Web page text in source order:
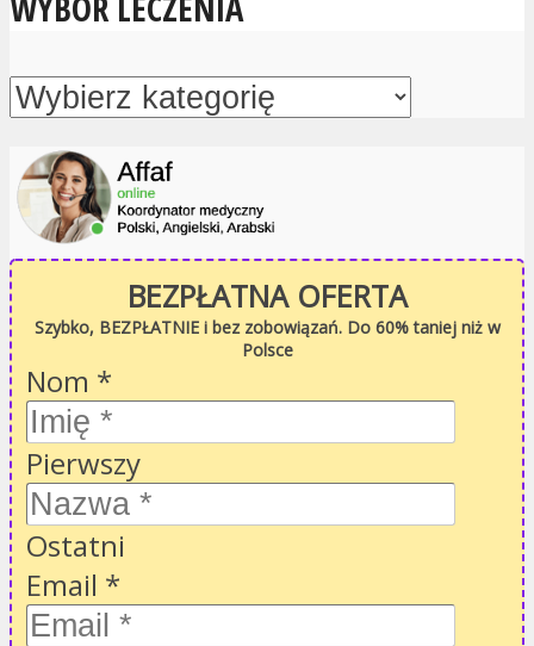
BEZPŁATNA OFERTA
Szybko, BEZPŁATNIE i bez zobowiązań. Do 60% taniej niż w
Polsce
Nom *
Pierwszy
Ostatni
Email *